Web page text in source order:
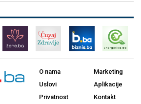
O nama
Uslovi
Privatnost
Marketing
Aplikacije
Kontakt